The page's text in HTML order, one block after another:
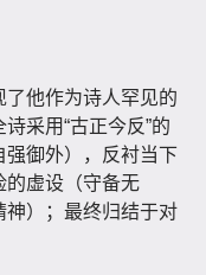
他作为诗人罕见的
诗采用“古正今反”的
强御外），反衬当下
的虚设（守备无
神）；最终归结于对